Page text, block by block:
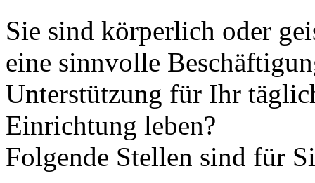
Sie sind körperlich oder
eine sinnvolle
Unterstützung für Ihr
Einrichtung leben?
Folgende Stellen sind für